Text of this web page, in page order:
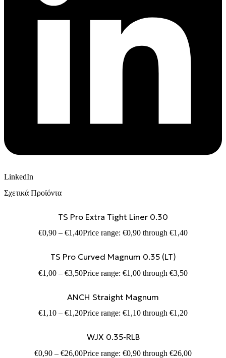
LinkedIn
Σχετικά Προϊόντα
TS Pro Extra Tight Liner 0.30
€0,90 – €1,40Price range: €0,90 through €1,40
TS Pro Curved Magnum 0.35 (LT)
€1,00 – €3,50Price range: €1,00 through €3,50
ANCH Straight Magnum
€1,10 – €1,20Price range: €1,10 through €1,20
WJX 0.35-RLB
€0,90 – €26,00Price range: €0,90 through €26,00